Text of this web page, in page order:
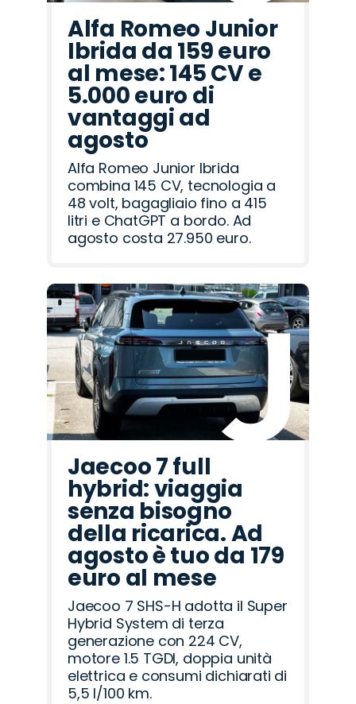
Alfa Romeo Junior
Ibrida da 159 euro
al mese: 145 CV e
5.000 euro di
vantaggi ad
agosto
Alfa Romeo Junior Ibrida
combina 145 CV, tecnologia a
48 volt, bagagliaio fino a 415
litri e ChatGPT a bordo. Ad
agosto costa 27.950 euro.
Jaecoo 7 full
hybrid: viaggia
senza bisogno
della ricarica. Ad
agosto è tuo da 179
euro al mese
Jaecoo 7 SHS-H adotta il Super
Hybrid System di terza
generazione con 224 CV,
motore 1.5 TGDI, doppia unità
elettrica e consumi dichiarati di
5,5 l/100 km.